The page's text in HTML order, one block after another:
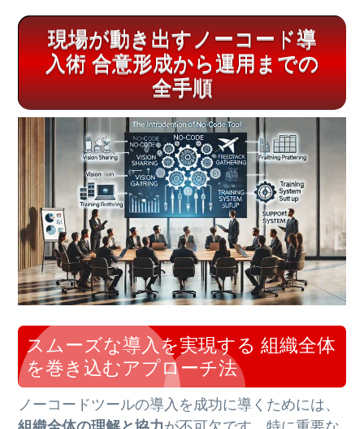
現場が動き出すノーコード導
入術 合意形成から運用までの
全手順
スムーズな導入を実現する 組織全体
を巻き込むアプローチ法
ノーコードツールの導入を成功に導くためには、